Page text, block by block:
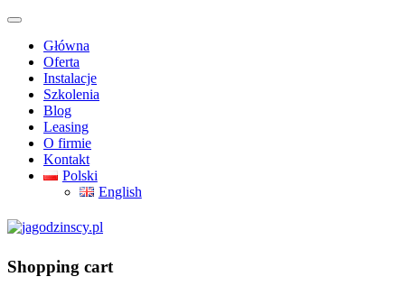
Główna
Oferta
Instalacje
Szkolenia
Blog
Leasing
O firmie
Kontakt
Polski
English
Shopping cart